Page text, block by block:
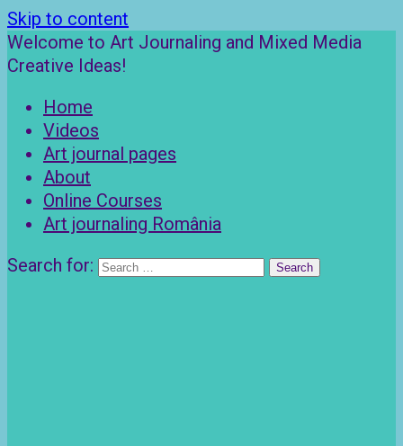
Skip to content
Welcome to Art Journaling and Mixed Media
Creative Ideas!
Home
Videos
Art journal pages
About
Online Courses
Art journaling România
Search for: